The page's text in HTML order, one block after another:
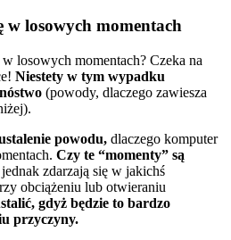
w losowych momentach
losowych momentach? Czeka na
Niestety w tym wypadku
(powody, dlaczego zawiesza
powodu, dlaczego komputer
Czy te “momenty” są
zdarzają się w jakichś
obciążeniu lub otwieraniu
gdyż będzie to bardzo
przyczyny.